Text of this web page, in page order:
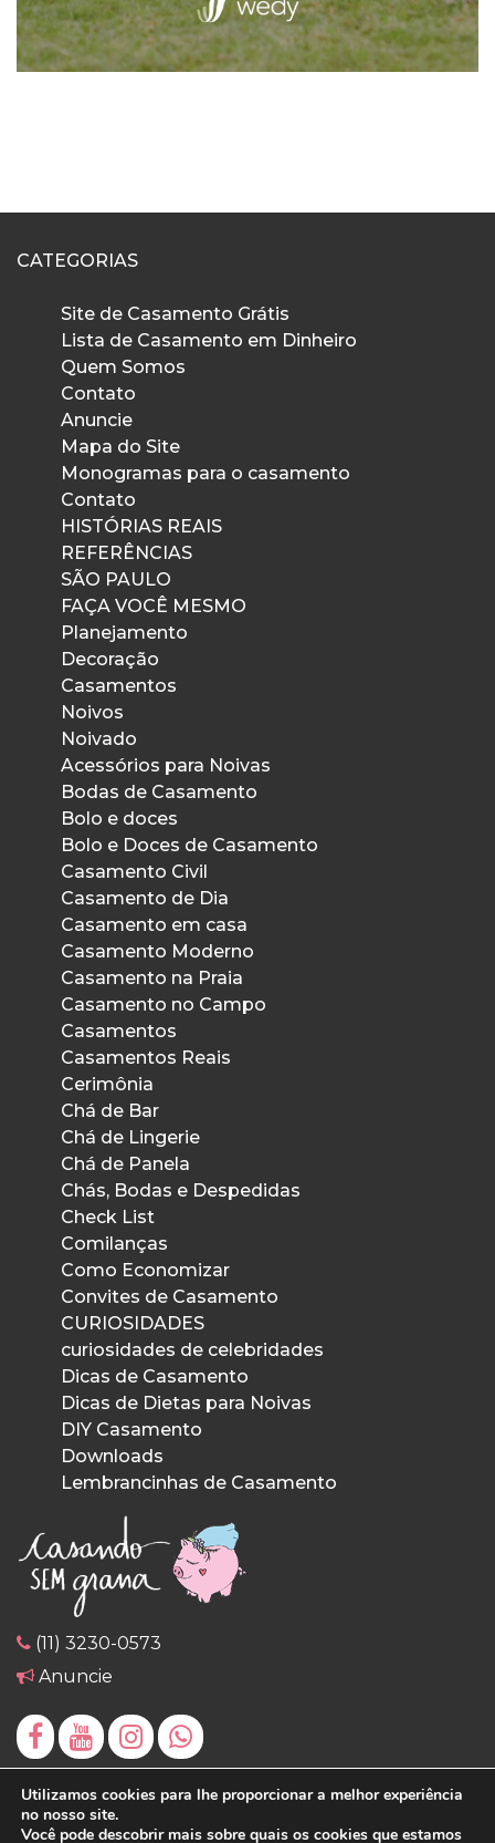
CATEGORIAS
Site de Casamento Grátis
Lista de Casamento em Dinheiro
Quem Somos
Contato
Anuncie
Mapa do Site
Monogramas para o casamento
Contato
HISTÓRIAS REAIS
REFERÊNCIAS
SÃO PAULO
FAÇA VOCÊ MESMO
Planejamento
Decoração
Casamentos
Noivos
Noivado
Acessórios para Noivas
Bodas de Casamento
Bolo e doces
Bolo e Doces de Casamento
Casamento Civil
Casamento de Dia
Casamento em casa
Casamento Moderno
Casamento na Praia
Casamento no Campo
Casamentos
Casamentos Reais
Cerimônia
Chá de Bar
Chá de Lingerie
Chá de Panela
Chás, Bodas e Despedidas
Check List
Comilanças
Como Economizar
Convites de Casamento
CURIOSIDADES
curiosidades de celebridades
Dicas de Casamento
Dicas de Dietas para Noivas
DIY Casamento
Downloads
Lembrancinhas de Casamento
(11) 3230-0573
Anuncie
Utilizamos cookies para lhe proporcionar a melhor experiência
no nosso site.
Você pode descobrir mais sobre quais os cookies que estamos